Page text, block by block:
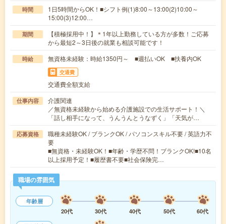
時間
1日5時間からOK！■シフト例(1)8:00～13:00(2)10:00～
15:00(3)12:00…
期間
【積極採用中！】＊1年以上勤務している方が多数！ご応募
から最短2～3日後の就業も相談可能です！
時給 無資格未経験：時給1350円～ ■週払いOK ■扶養内OK
交通費
交通費全額支給
仕事内容
介護関連
／無資格未経験から始める介護施設での生活サポート！＼
「話し相手になって、うんうんとうなずく」「天気が…
応募資格
職種未経験OK / ブランクOK / パソコンスキル不要 / 英語力不
要
■無資格・未経験OK！■年齢・学歴不問！ブランクOK!■10名
以上採用予定！■履歴書不要■社会保険完…
職場の雰囲気
年齢層
20代
30代 40代 50代
60代